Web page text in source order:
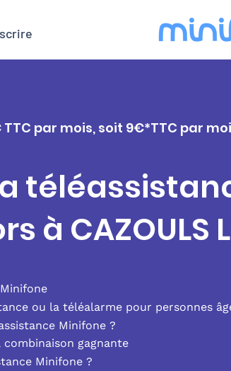
par mois, soit 9€*TTC par mois
à CAZOULS
ou la téléalarme pour personnes
Minifone ?
gagnante
Minifone ?